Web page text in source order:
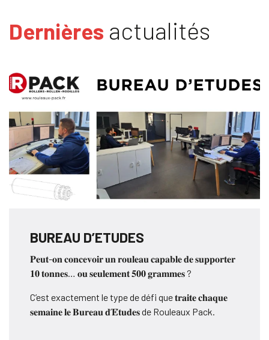
Dernières actualités
BUREAU D’ETUDES
𝐏𝐞𝐮𝐭-𝐨𝐧 𝐜𝐨𝐧𝐜𝐞𝐯𝐨𝐢𝐫 𝐮𝐧 𝐫𝐨𝐮𝐥𝐞𝐚𝐮 𝐜𝐚𝐩𝐚𝐛𝐥𝐞 𝐝𝐞 𝐬𝐮𝐩𝐩𝐨𝐫𝐭𝐞𝐫
𝟏𝟎 𝐭𝐨𝐧𝐧𝐞𝐬… 𝐨𝐮 𝐬𝐞𝐮𝐥𝐞𝐦𝐞𝐧𝐭 𝟓𝟎𝟎 𝐠𝐫𝐚𝐦𝐦𝐞𝐬 ?
C’est exactement le type de défi que 𝐭𝐫𝐚𝐢𝐭𝐞 𝐜𝐡𝐚𝐪𝐮𝐞
𝐬𝐞𝐦𝐚𝐢𝐧𝐞 𝐥𝐞 𝐁𝐮𝐫𝐞𝐚𝐮 𝐝’𝐄́𝐭𝐮𝐝𝐞𝐬 de Rouleaux Pack.